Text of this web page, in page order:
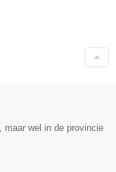
maar wel in de provincie